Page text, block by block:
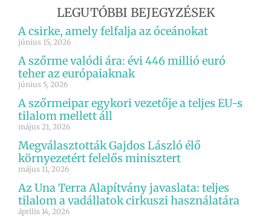
LEGUTÓBBI BEJEGYZÉSEK
A csirke, amely felfalja az óceánokat
június 15, 2026
A szőrme valódi ára: évi 446 millió euró
teher az európaiaknak
június 5, 2026
A szőrmeipar egykori vezetője a teljes EU-s
tilalom mellett áll
május 21, 2026
Megválasztották Gajdos László élő
környezetért felelős minisztert
május 11, 2026
Az Una Terra Alapítvány javaslata: teljes
tilalom a vadállatok cirkuszi használatára
április 14, 2026